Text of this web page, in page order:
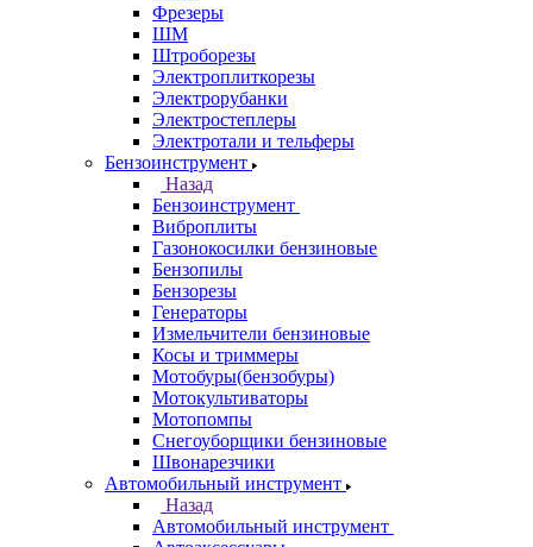
Фрезеры
ШМ
Штроборезы
Электроплиткорезы
Электрорубанки
Электростеплеры
Электротали и тельферы
Бензоинструмент
Назад
Бензоинструмент
Виброплиты
Газонокосилки бензиновые
Бензопилы
Бензорезы
Генераторы
Измельчители бензиновые
Косы и триммеры
Мотобуры(бензобуры)
Мотокультиваторы
Мотопомпы
Снегоуборщики бензиновые
Швонарезчики
Автомобильный инструмент
Назад
Автомобильный инструмент